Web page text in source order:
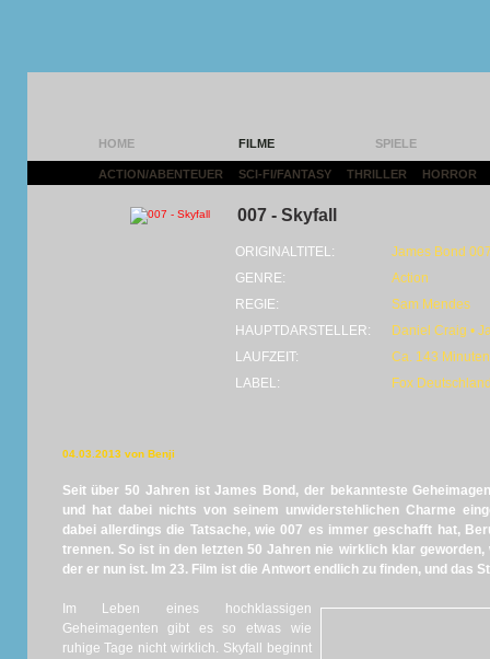
HOME FILME SPIELE
ACTION/ABENTEUER SCI-FI/FANTASY THRILLER HORROR
007 - Skyfall
ORIGINALTITEL:
James Bond
GENRE:
Action
REGIE:
Sam Mendes
HAUPTDARSTELLER:
Daniel Craig •
LAUFZEIT:
Ca. 143 Minuten
LABEL:
Fox
04.03.2013 von Benji
Seit über 50 Jahren ist James Bond, der bekannteste
und hat dabei nichts von seinem unwiderstehlichen Charme
dabei allerdings die Tatsache, wie 007 es immer geschafft hat,
trennen. So ist in den letzten 50 Jahren nie wirklich klar
der er nun ist. Im 23. Film ist die Antwort endlich zu finden, und das
Im Leben eines hochklassigen
Geheimagenten gibt es so etwas wie
ruhige Tage nicht wirklich. Skyfall beginnt